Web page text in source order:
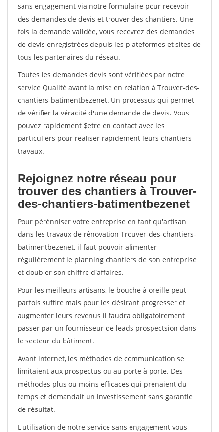
sans engagement via notre formulaire pour recevoir
des demandes de devis et trouver des chantiers. Une
fois la demande validée, vous recevrez des demandes
de devis enregistrées depuis les plateformes et sites de
tous les partenaires du réseau.
Toutes les demandes devis sont vérifiées par notre
service Qualité avant la mise en relation à Trouver-des-
chantiers-batimentbezenet. Un processus qui permet
de vérifier la véracité d'une demande de devis. Vous
pouvez rapidement $etre en contact avec les
particuliers pour réaliser rapidement leurs chantiers
travaux.
Rejoignez notre réseau pour
trouver des chantiers à Trouver-
des-chantiers-batimentbezenet
Pour pérénniser votre entreprise en tant qu'artisan
dans les travaux de rénovation Trouver-des-chantiers-
batimentbezenet, il faut pouvoir alimenter
régulièrement le planning chantiers de son entreprise
et doubler son chiffre d'affaires.
Pour les meilleurs artisans, le bouche à oreille peut
parfois suffire mais pour les désirant progresser et
augmenter leurs revenus il faudra obligatoirement
passer par un fournisseur de leads prospectsion dans
le secteur du bâtiment.
Avant internet, les méthodes de communication se
limitaient aux prospectus ou au porte à porte. Des
méthodes plus ou moins efficaces qui prenaient du
temps et demandait un investissement sans garantie
de résultat.
L'utilisation de notre service sans engagement vous